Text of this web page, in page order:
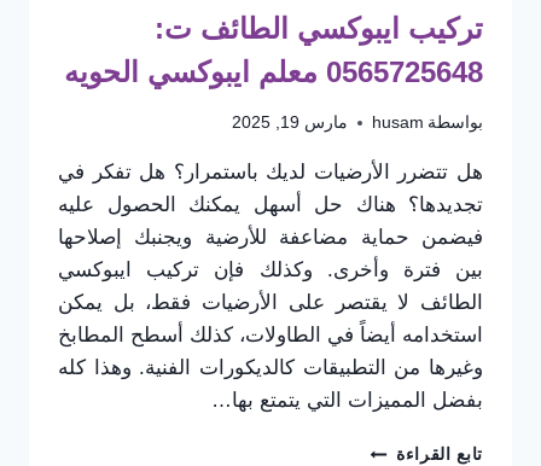
تركيب ايبوكسي الطائف ت:
0565725648 معلم ايبوكسي الحويه
بواسطة husam مارس 19, 2025
هل تتضرر الأرضيات لديك باستمرار؟ هل تفكر في
تجديدها؟ هناك حل أسهل يمكنك الحصول عليه
فيضمن حماية مضاعفة للأرضية ويجنبك إصلاحها
بين فترة وأخرى. وكذلك فإن تركيب ايبوكسي
الطائف لا يقتصر على الأرضيات فقط، بل يمكن
استخدامه أيضاً في الطاولات، كذلك أسطح المطابخ
وغيرها من التطبيقات كالديكورات الفنية. وهذا كله
بفضل المميزات التي يتمتع بها…
تابع القراءة تركيب